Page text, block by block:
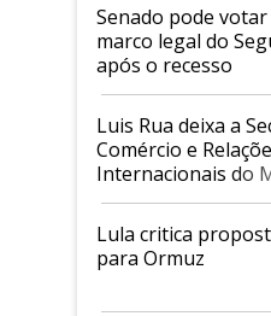
Senado pode
marco legal do
após o recesso
Luis Rua deixa a
Comércio e
Internacionais do
Lula critica
para Ormuz